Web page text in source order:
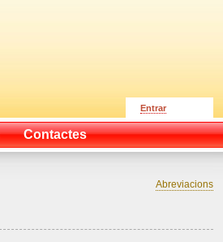
Entrar
Contactes
Abreviacions